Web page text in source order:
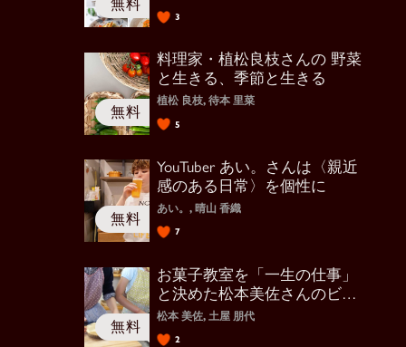
3
料理家・植松良枝さんの 野菜
と生きる、季節と生きる
植松 良枝, 待本 里菜
5
YouTuber あい。さんは〈親近
感のある日常〉を個性に
あい。, 晴山 香織
7
お菓子教室を「一生の仕事」
と決めた松本美佐さんのビジ
ネス力
松本 美佐, 土屋 朋代
2